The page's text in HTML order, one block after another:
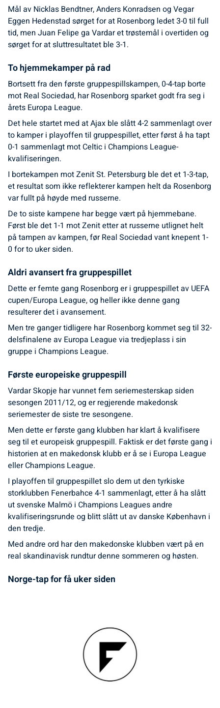
Mål av Nicklas Bendtner, Anders Konradsen og Vegar
Eggen Hedenstad sørget for at Rosenborg ledet 3-0 til full
tid, men Juan Felipe ga Vardar et trøstemål i overtiden og
sørget for at sluttresultatet ble 3-1.
To hjemmekamper på rad
Bortsett fra den første gruppespillskampen, 0-4-tap borte
mot Real Sociedad, har Rosenborg sparket godt fra seg i
årets Europa League.
Det hele startet med at Ajax ble slått 4-2 sammenlagt over
to kamper i playoffen til gruppespillet, etter først å ha tapt
0-1 sammenlagt mot Celtic i Champions League-
kvalifiseringen.
I bortekampen mot Zenit St. Petersburg ble det et 1-3-tap,
et resultat som ikke reflekterer kampen helt da Rosenborg
var fullt på høyde med russerne.
De to siste kampene har begge vært på hjemmebane.
Først ble det 1-1 mot Zenit etter at russerne utlignet helt
på tampen av kampen, før Real Sociedad vant knepent 1-
0 for to uker siden.
Aldri avansert fra gruppespillet
Dette er femte gang Rosenborg er i gruppespillet av UEFA
cupen/Europa League, og heller ikke denne gang
resulterer det i avansement.
Men tre ganger tidligere har Rosenborg kommet seg til 32-
delsfinalene av Europa League via tredjeplass i sin
gruppe i Champions League.
Første europeiske gruppespill
Vardar Skopje har vunnet fem seriemesterskap siden
sesongen 2011/12, og er regjerende makedonsk
seriemester de siste tre sesongene.
Men dette er første gang klubben har klart å kvalifisere
seg til et europeisk gruppespill. Faktisk er det første gang i
historien at en makedonsk klubb er å se i Europa League
eller Champions League.
I playoffen til gruppespillet slo dem ut den tyrkiske
storklubben Fenerbahce 4-1 sammenlagt, etter å ha slått
ut svenske Malmö i Champions Leagues andre
kvalifiseringsrunde og blitt slått ut av danske København i
den tredje.
Med andre ord har den makedonske klubben vært på en
real skandinavisk rundtur denne sommeren og høsten.
Norge-tap for få uker siden